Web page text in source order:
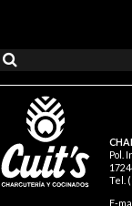
Pol.
Tel.
E-